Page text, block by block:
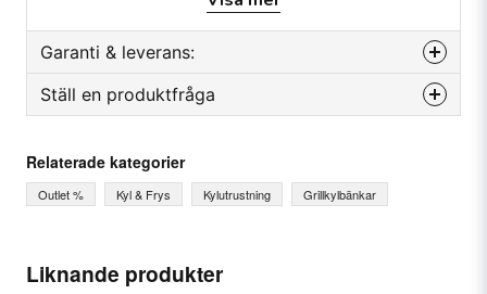
Liknande produkter
Kapacitet på ca 320 liter
1/1 GN kantiner upp till 200 mm djup
Tydligt digital Evaco-display
Ventilerad kylning
Konstruktion helt i rostfritt stål in- och utvändigt
Specifikation
Kapacitet: 320 Liter
Garanti & leverans:
Reservdelsgaranti
Ställ en produktfråga
Fråga oss något om denna produkten...
Ditt namn
Relaterade kategorier
Outlet % Kyl & Frys Kylutrustning Grillkylbänkar